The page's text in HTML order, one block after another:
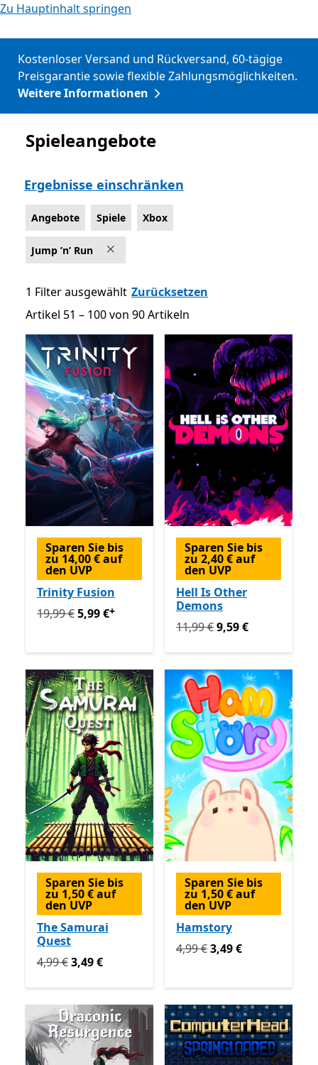
Zu Hauptinhalt springen
Kostenloser Versand und Rückversand, 60-tägige
Preisgarantie sowie flexible Zahlungsmöglichkeiten.
Weitere Informationen
Angebote - Page 2
Spieleangebote
Ergebnisse einschränken
Angebote Spiele Xbox
Jump ’n’ Run
1 Filter ausgewählt Zurücksetzen
Artikel 51 – 100 von 90 Artikeln
Artikel 51 – 100 von 90 Artikeln
Sparen Sie bis
zu 14,00 € auf
den UVP
Trinity Fusion
Ursprünglich 19,99 € jetzt 5,99 €Enthält In-App-
19,99 €5,99 €+
Sparen Sie bis
zu 2,40 € auf
den UVP
Hell Is Other
Demons
Ursprünglich 11,99 € jetzt
11,99 €9,59 €
Sparen Sie bis
zu 1,50 € auf
den UVP
The Samurai
Quest
Ursprünglich 4,99 € jetzt 3,49 €
4,99 €3,49 €
Sparen Sie bis
zu 1,50 € auf
den UVP
Hamstory
Ursprünglich 4,99 € jetzt
4,99 €3,49 €